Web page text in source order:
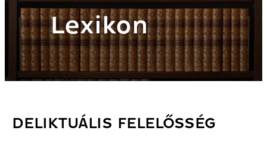
Lexikon
DELIKTUÁLIS FELELŐSSÉG